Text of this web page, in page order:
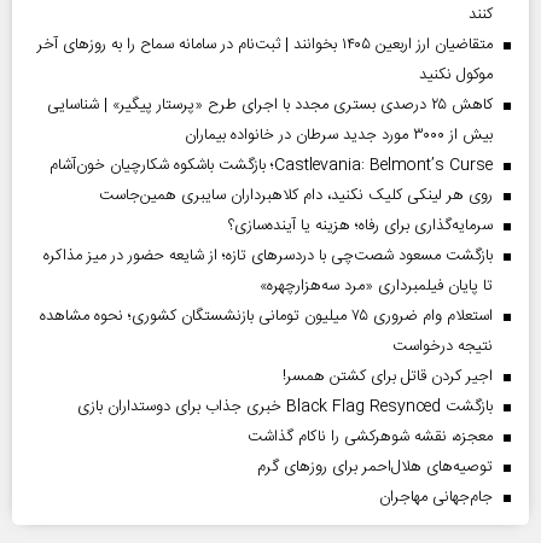
کنند
متقاضیان ارز اربعین ۱۴۰۵ بخوانند | ثبت‌نام در سامانه سماح را به روز‌های آخر
موکول نکنید
کاهش ۲۵ درصدی بستری مجدد با اجرای طرح «پرستار پیگیر» | شناسایی
بیش از ۳۰۰۰ مورد جدید سرطان در خانواده بیماران
Castlevania: Belmont’s Curse؛ بازگشت باشکوه شکارچیان خون‌آشام
روی هر لینکی کلیک نکنید، دام کلاهبرداران سایبری همین‌جاست
سرمایه‌گذاری برای رفاه؛ هزینه یا آینده‌سازی؟
بازگشت مسعود شصت‌چی با دردسر‌های تازه؛ از شایعه حضور در میز مذاکره
تا پایان فیلمبرداری «مرد سه‌هزارچهره»
استعلام وام ضروری ۷۵ میلیون تومانی بازنشستگان کشوری؛ نحوه مشاهده
نتیجه درخواست
اجیر کردن قاتل برای کشتن همسر!
بازگشت Black Flag Resynced خبری جذاب برای دوستداران بازی
معجزه، نقشه شوهرکشی را ناکام گذاشت
توصیه‌های هلال‌احمر برای روز‌های گرم
جام‌جهانی مهاجران